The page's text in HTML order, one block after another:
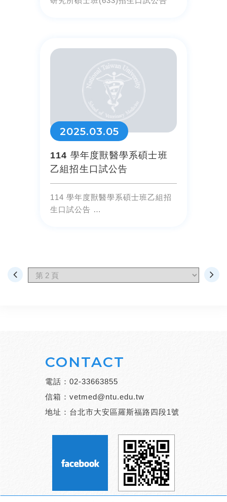
2025.03.05
114 學年度獸醫學系碩士班
乙組招生口試公告
114 學年度獸醫學系碩士班乙組招
生口試公告
CONTACT
電話： 02-33663855
信箱： vetmed@ntu.edu.tw
地址：台北市大安區羅斯福路四段1號